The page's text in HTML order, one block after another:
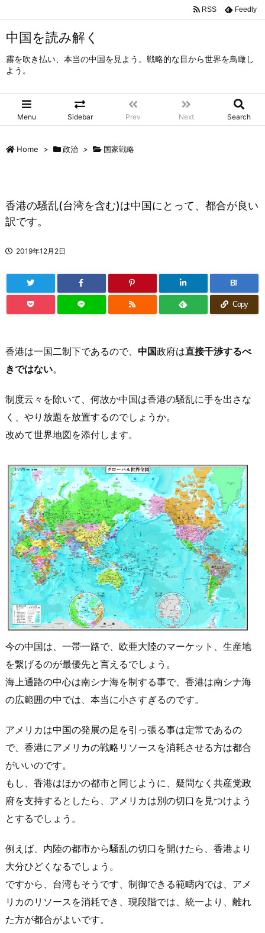
中国を読み解く
霧を吹き払い、本当の中国を見よう。戦略的な目から世界を鳥瞰し
よう。
Menu Sidebar Prev Next Search
RSS Feedly
Home > 政治 > 国家戦略
香港の騒乱(台湾を含む)は中国にとって、都合が良い
訳です。
2019年12月2日
B!
Copy
香港は一国二制下であるので、 中国政府は直接干渉するべ
きではない。
制度云々を除いて、何故か中国は香港の騒乱に手を出さな
く、やり放題を放置するのでしょうか。
改めて世界地図を添付します。
今の中国は、一帯一路で、欧亜大陸のマーケット、生産地
を繋げるのが最優先と言えるでしょう。
海上通路の中心は南シナ海を制する事で、香港は南シナ海
の広範囲の中では、本当に小さすぎるのです。
アメリカは中国の発展の足を引っ張る事は定常であるの
で、香港にアメリカの戦略リソースを消耗させる方は都合
がいいのです。
もし、香港はほかの都市と同じように、疑問なく共産党政
府を支持するとしたら、アメリカは別の切口を見つけよう
とするでしょう。
例えば、内陸の都市から騒乱の切口を開けたら、香港より
大分ひどくなるでしょう。
ですから、台湾もそうです、制御できる範疇内では、アメ
リカのリソースを消耗でき、現段階では、統一より、離れ
た方が都合がよいです。